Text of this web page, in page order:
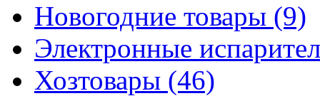
Новогодние товары (9)
Электронные
Хозтовары (46)